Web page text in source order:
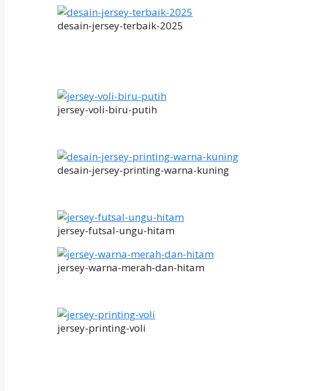
desain-jersey-terbaik-2025
jersey-voli-biru-putih
desain-jersey-printing-warna-kuning
jersey-futsal-ungu-hitam
jersey-warna-merah-dan-hitam
jersey-printing-voli